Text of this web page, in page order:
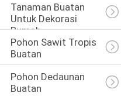
Tanaman Buatan
Untuk Dekorasi
Rumah
Pohon Sawit Tropis
Buatan
Pohon Dedaunan
Buatan